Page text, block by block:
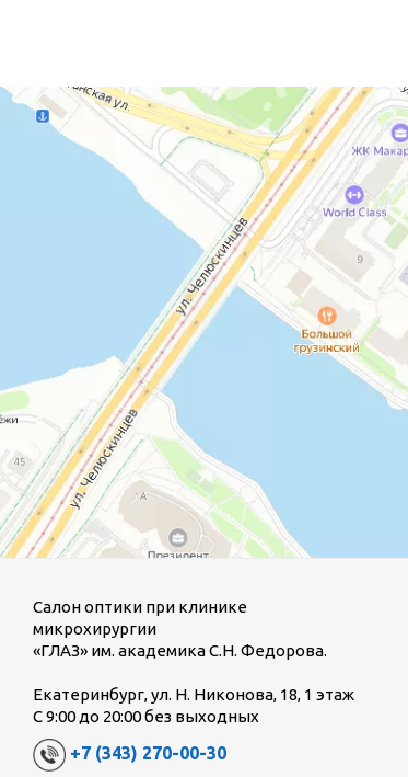
Салон оптики при клинике
микрохирургии
«ГЛАЗ» им. академика С.Н. Федорова.
Екатеринбург, ул. Н. Никонова, 18, 1 этаж
С 9:00 до 20:00 без выходных
+7 (343) 270-00-30